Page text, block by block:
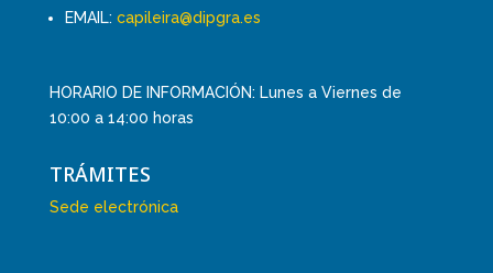
EMAIL: capileira@dipgra.es
HORARIO DE INFORMACIÓN: Lunes a Viernes de
10:00 a 14:00 horas
TRÁMITES
Sede electrónica